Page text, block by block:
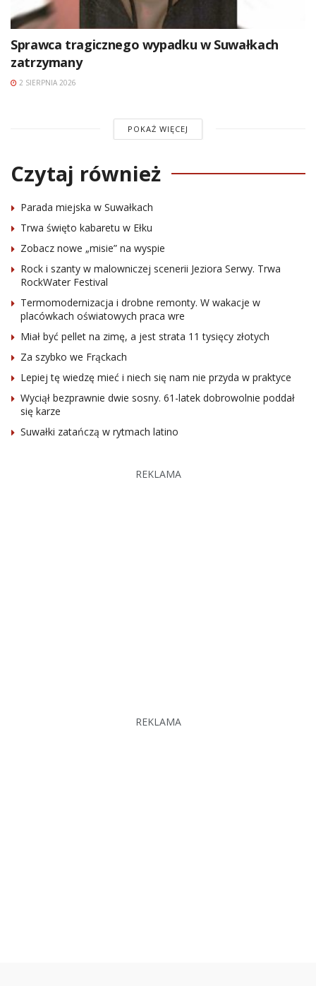
Sprawca tragicznego wypadku w Suwałkach
zatrzymany
2 SIERPNIA 2026
POKAŻ WIĘCEJ
Czytaj również
Parada miejska w Suwałkach
Trwa święto kabaretu w Ełku
Zobacz nowe „misie” na wyspie
Rock i szanty w malowniczej scenerii Jeziora Serwy. Trwa
RockWater Festival
Termomodernizacja i drobne remonty. W wakacje w
placówkach oświatowych praca wre
Miał być pellet na zimę, a jest strata 11 tysięcy złotych
Za szybko we Frąckach
Lepiej tę wiedzę mieć i niech się nam nie przyda w praktyce
Wyciął bezprawnie dwie sosny. 61-latek dobrowolnie poddał
się karze
Suwałki zatańczą w rytmach latino
REKLAMA
REKLAMA